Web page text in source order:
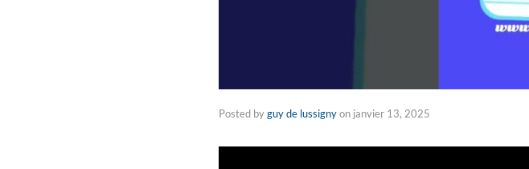
Posted byguy de lussignyon janvier 13, 2025